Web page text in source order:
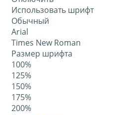
Использовать шрифт
Обычный
Arial
Times New Roman
Размер шрифта
100%
125%
150%
175%
200%